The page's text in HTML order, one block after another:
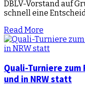
DBLV-Vorstand auf
schnell eine
Read More
Quali-Turniere zum
und in NRW statt